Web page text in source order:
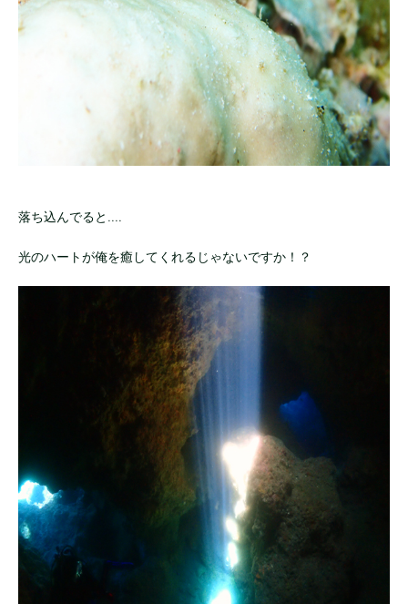
落ち込んでると....
光のハートが俺を癒してくれるじゃないですか！？